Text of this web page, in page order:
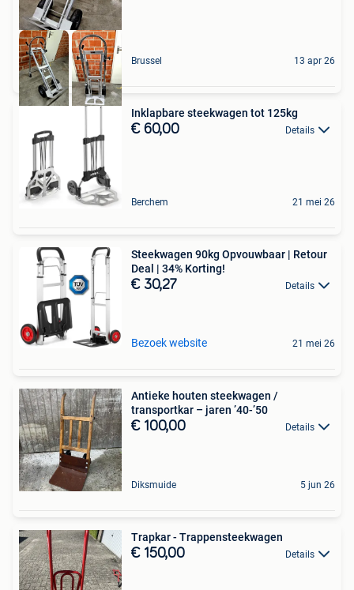
Brussel 13 apr 26
Inklapbare steekwagen tot 125kg
€ 60,00 Details
Berchem 21 mei 26
Steekwagen 90kg Opvouwbaar | Retour
Deal | 34% Korting!
€ 30,27 Details
Bezoek website 21 mei 26
Antieke houten steekwagen /
transportkar – jaren ’40-’50
€ 100,00 Details
Diksmuide 5 jun 26
Trapkar - Trappensteekwagen
€ 150,00 Details